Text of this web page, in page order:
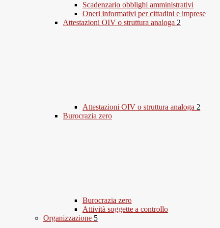
Scadenzario obblighi amministrativi
Oneri informativi per cittadini e imprese
Attestazioni OIV o struttura analoga 2
Attestazioni OIV o struttura analoga 2
Burocrazia zero
Burocrazia zero
Attività soggette a controllo
Organizzazione 5